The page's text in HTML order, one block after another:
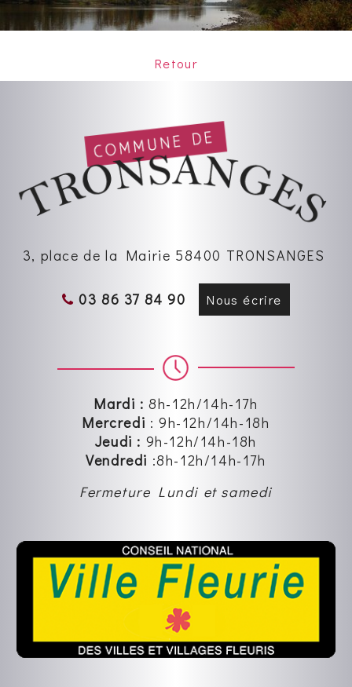
Retour
3, place de la Mairie 58400 TRONSANGES
03 86 37 84 90 Nous écrire
Mardi : 8h-12h/14h-17h
Mercredi :9h-12h/14h-18h
Jeudi : 9h-12h/14h-18h
Vendredi :8h-12h/14h-17h
Fermeture Lundi et samedi